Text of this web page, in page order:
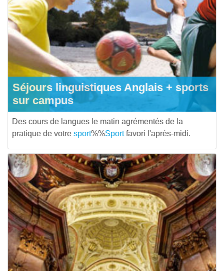
Séjours linguistiques Anglais + sports
sur campus
Des cours de langues le matin agrémentés de la
pratique de votre sport%%Sportfavori l'après-midi.